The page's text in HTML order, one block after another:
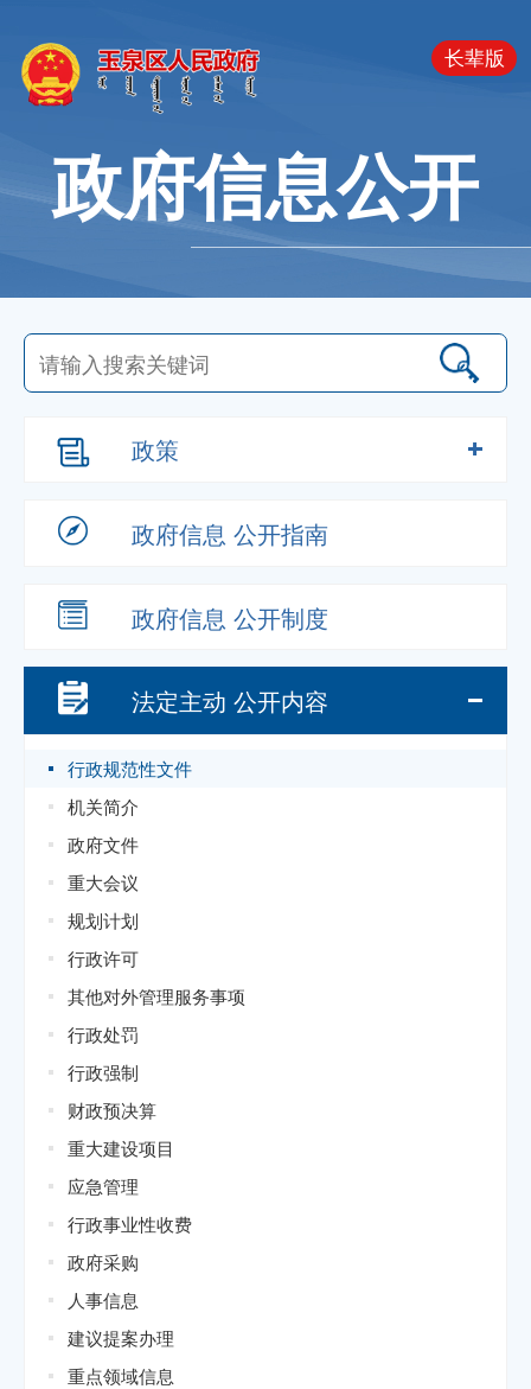
政府信息公开
长辈版
政策
政府信息 公开指南
政府信息 公开制度
法定主动 公开内容
行政规范性文件
机关简介
政府文件
重大会议
规划计划
行政许可
其他对外管理服务事项
行政处罚
行政强制
财政预决算
重大建设项目
应急管理
行政事业性收费
政府采购
人事信息
建议提案办理
重点领域信息